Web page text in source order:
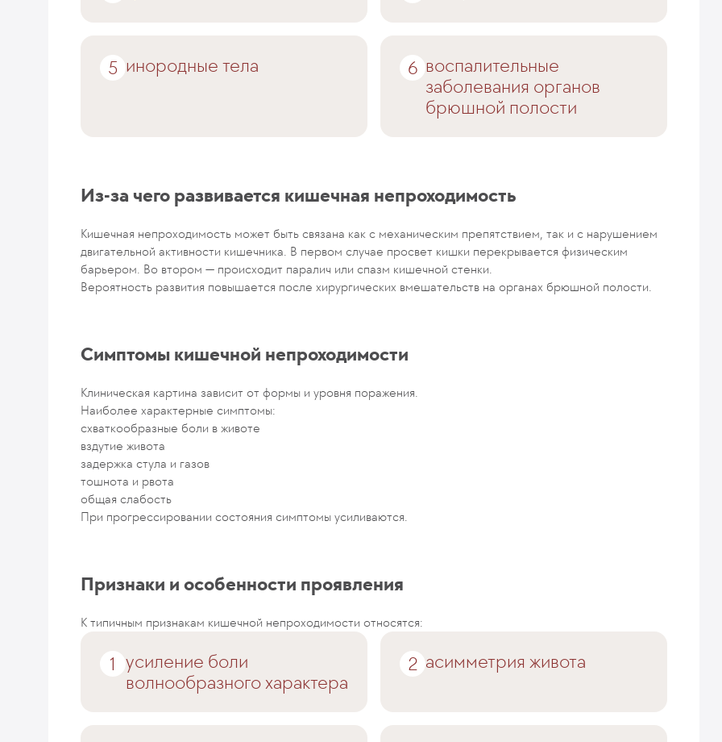
инородные тела
воспалительные
заболевания органов
брюшной полости
Из-за чего развивается кишечная непроходимость
Кишечная непроходимость может быть связана как с механическим препятствием, так и с нарушением
двигательной активности кишечника. В первом случае просвет кишки перекрывается физическим
барьером. Во втором — происходит паралич или спазм кишечной стенки.
Вероятность развития повышается после хирургических вмешательств на органах брюшной полости.
Симптомы кишечной непроходимости
Клиническая картина зависит от формы и уровня поражения.
Наиболее характерные симптомы:
схваткообразные боли в животе
вздутие живота
задержка стула и газов
тошнота и рвота
общая слабость
При прогрессировании состояния симптомы усиливаются.
Признаки и особенности проявления
К типичным признакам кишечной непроходимости относятся:
усиление боли
волнообразного характера
асимметрия живота